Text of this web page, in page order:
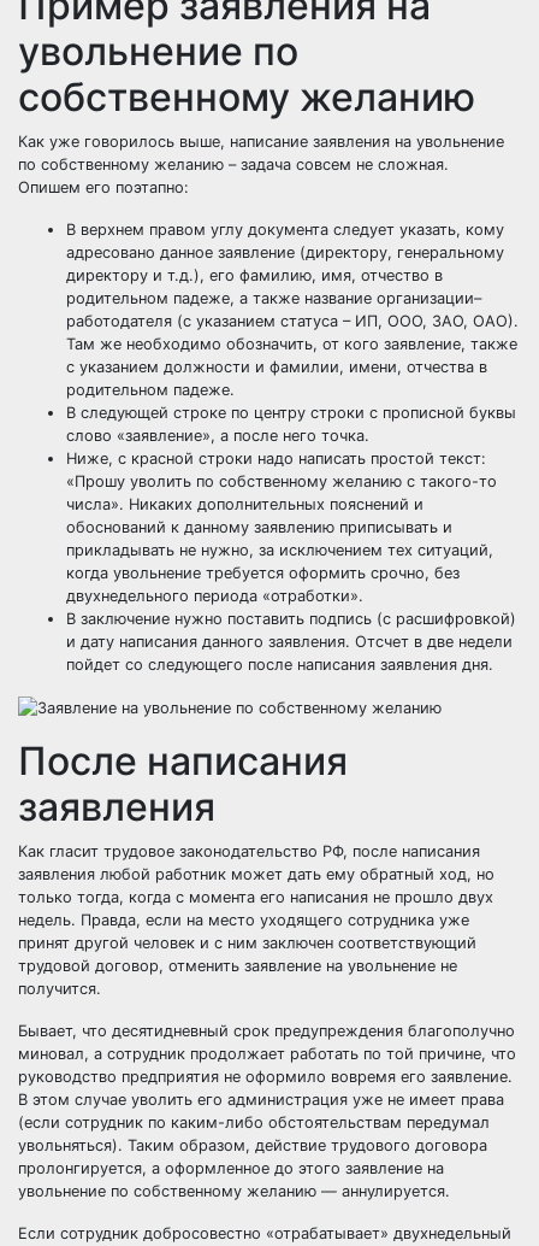
увольнение по
собственному желанию
Как уже говорилось выше, написание заявления на увольнение
по собственному желанию – задача совсем не сложная.
Опишем его поэтапно:
В верхнем правом углу документа следует указать, кому
адресовано данное заявление (директору, генеральному
директору и т.д.), его фамилию, имя, отчество в
родительном падеже, а также название организации–
работодателя (с указанием статуса – ИП, ООО, ЗАО, ОАО).
Там же необходимо обозначить, от кого заявление, также
с указанием должности и фамилии, имени, отчества в
родительном падеже.
В следующей строке по центру строки с прописной буквы
слово «заявление», а после него точка.
Ниже, с красной строки надо написать простой текст:
«Прошу уволить по собственному желанию с такого-то
числа». Никаких дополнительных пояснений и
обоснований к данному заявлению приписывать и
прикладывать не нужно, за исключением тех ситуаций,
когда увольнение требуется оформить срочно, без
двухнедельного периода «отработки».
В заключение нужно поставить подпись (с расшифровкой)
и дату написания данного заявления. Отсчет в две недели
пойдет со следующего после написания заявления дня.
После написания
заявления
Как гласит трудовое законодательство РФ, после написания
заявления любой работник может дать ему обратный ход, но
только тогда, когда с момента его написания не прошло двух
недель. Правда, если на место уходящего сотрудника уже
принят другой человек и с ним заключен соответствующий
трудовой договор, отменить заявление на увольнение не
получится.
Бывает, что десятидневный срок предупреждения благополучно
миновал, а сотрудник продолжает работать по той причине, что
руководство предприятия не оформило вовремя его заявление.
В этом случае уволить его администрация уже не имеет права
(если сотрудник по каким-либо обстоятельствам передумал
увольняться). Таким образом, действие трудового договора
пролонгируется, а оформленное до этого заявление на
увольнение по собственному желанию — аннулируется.
Если сотрудник добросовестно «отрабатывает» двухнедельный